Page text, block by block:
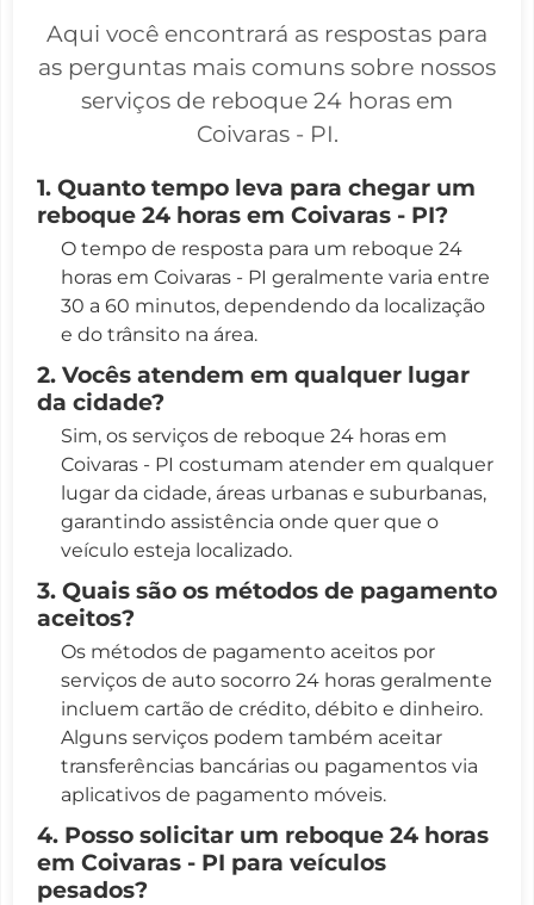
Aqui você encontrará as respostas para
as perguntas mais comuns sobre nossos
serviços de reboque 24 horas em
Coivaras - PI.
1. Quanto tempo leva para chegar um
reboque 24 horas em Coivaras - PI?
O tempo de resposta para um reboque 24
horas em Coivaras - PI geralmente varia entre
30 a 60 minutos, dependendo da localização
e do trânsito na área.
2. Vocês atendem em qualquer lugar
da cidade?
Sim, os serviços de reboque 24 horas em
Coivaras - PI costumam atender em qualquer
lugar da cidade, áreas urbanas e suburbanas,
garantindo assistência onde quer que o
veículo esteja localizado.
3. Quais são os métodos de pagamento
aceitos?
Os métodos de pagamento aceitos por
serviços de auto socorro 24 horas geralmente
incluem cartão de crédito, débito e dinheiro.
Alguns serviços podem também aceitar
transferências bancárias ou pagamentos via
aplicativos de pagamento móveis.
4. Posso solicitar um reboque 24 horas
em Coivaras - PI para veículos
pesados?